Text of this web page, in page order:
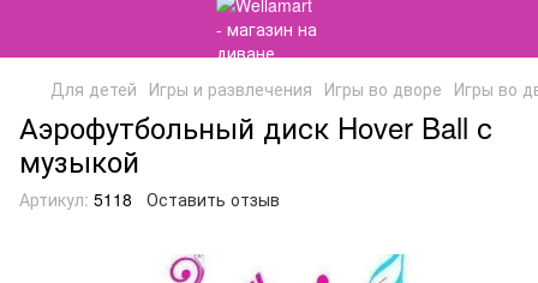
Для детей Игры и развлечения Игры во дворе Игры во
Аэрофутбольный диск Hover Ball с
музыкой
Артикул: 5118 Оставить отзыв